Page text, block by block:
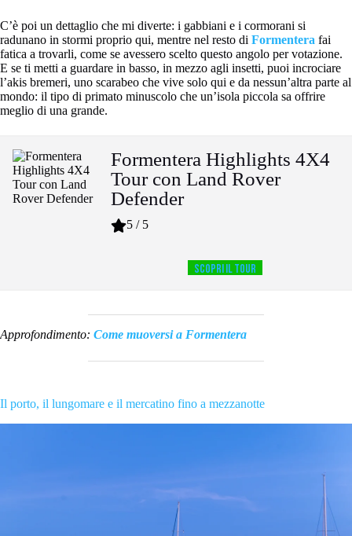
C’è poi un dettaglio che mi diverte: i gabbiani e i cormorani si
radunano in stormi proprio qui, mentre nel resto di Formentera fai
fatica a trovarli, come se avessero scelto questo angolo per votazione.
E se ti metti a guardare in basso, in mezzo agli insetti, puoi incrociare
l’akis bremeri, uno scarabeo che vive solo qui e da nessun’altra parte al
mondo: il tipo di primato minuscolo che un’isola piccola sa offrire
meglio di una grande.
Formentera Highlights 4X4
Tour con Land Rover
Defender
5 / 5
SCOPRI IL TOUR
Approfondimento: Come muoversi a Formentera
Il porto, il lungomare e il mercatino fino a mezzanotte